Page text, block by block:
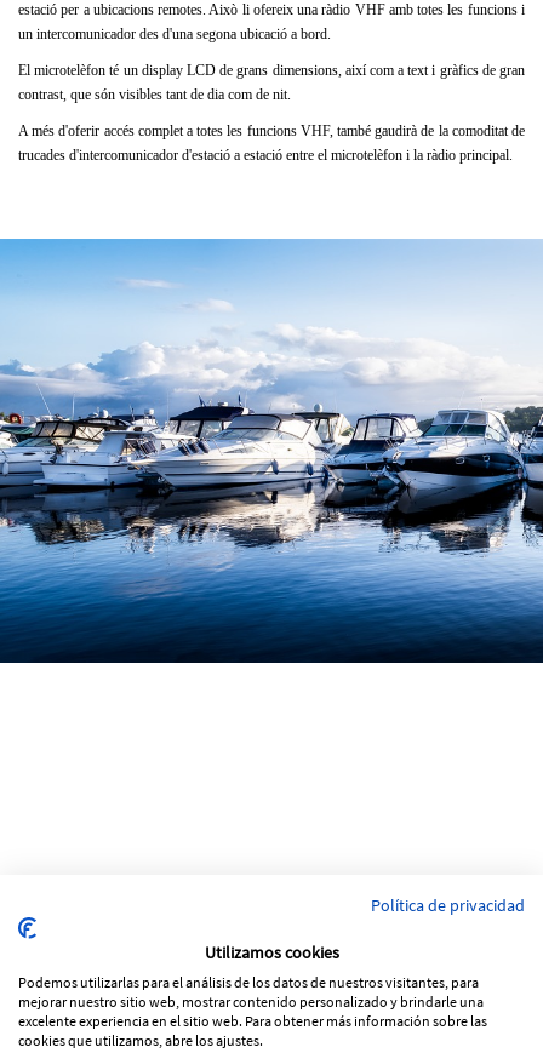
estació per a ubicacions remotes.Això li ofereix una ràdio VHF amb totes les funcions i
un intercomunicador des d'una segona ubicació a bord.
El microtelèfon té un display LCD de grans dimensions, així com a text i gràfics de gran
contrast, que són visibles tant de dia com de nit.
A més d'oferir accés complet a totes les funcions VHF, també gaudirà de la comoditat de
trucades d'intercomunicador d'estació a estació entre el microtelèfon i la ràdio principal.
Política de privacidad
Utilizamos cookies
Podemos utilizarlas para el análisis de los datos de nuestros visitantes, para
mejorar nuestro sitio web, mostrar contenido personalizado y brindarle una
excelente experiencia en el sitio web. Para obtener más información sobre las
cookies que utilizamos, abre los ajustes.